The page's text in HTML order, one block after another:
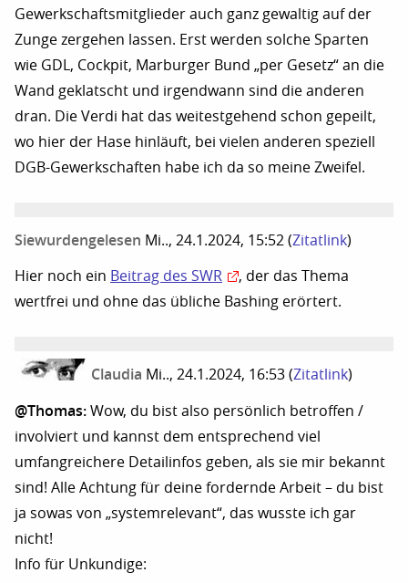
Gewerkschaftsmitglieder auch ganz gewaltig auf der
Zunge zergehen lassen. Erst werden solche Sparten
wie GDL, Cockpit, Marburger Bund „per Gesetz“ an die
Wand geklatscht und irgendwann sind die anderen
dran. Die Verdi hat das weitestgehend schon gepeilt,
wo hier der Hase hinläuft, bei vielen anderen speziell
DGB-Gewerkschaften habe ich da so meine Zweifel.
Siewurdengelesen Mi.., 24.1.2024, 15:52 (Zitatlink)
Hier noch ein Beitrag des SWR
, der das Thema
wertfrei und ohne das übliche Bashing erörtert.
Claudia Mi.., 24.1.2024, 16:53 (Zitatlink)
@Thomas: Wow, du bist also persönlich betroffen /
involviert und kannst dem entsprechend viel
umfangreichere Detailinfos geben, als sie mir bekannt
sind! Alle Achtung für deine fordernde Arbeit – du bist
ja sowas von „systemrelevant“, das wusste ich gar
nicht!
Info für Unkundige: